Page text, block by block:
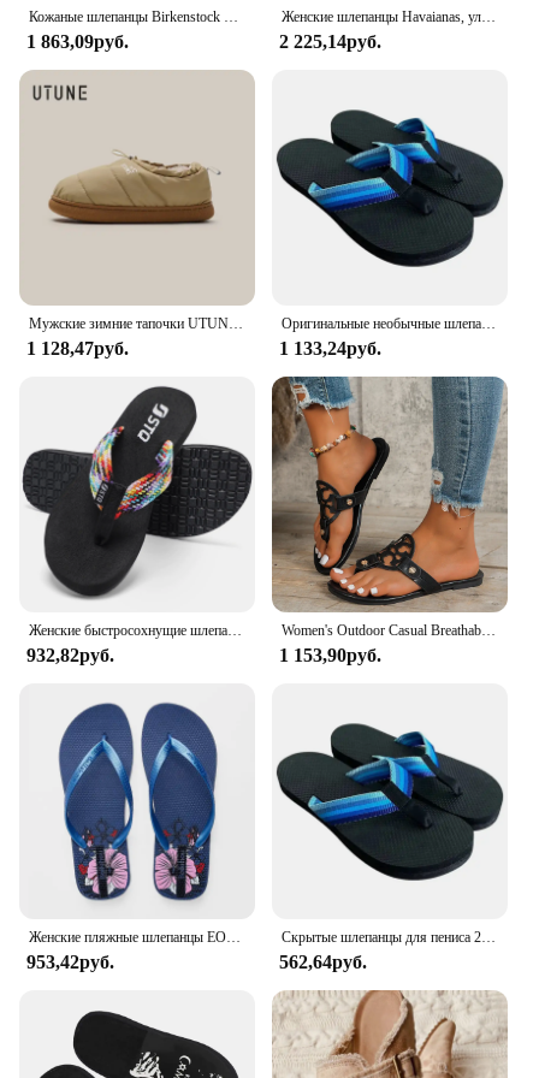
Кожаные шлепанцы Birkenstock для мужчин, винтажные летние шлепанцы для пар, модные повседневные пляжные сандалии, новинка 2024
1 863,09руб.
Женские шлепанцы Havaianas, уличные нескользящие тапочки, шлепанцы, сандалии, пляжные тапочки
2 225,14руб.
Мужские зимние тапочки UTUNE, непромокаемые ветрозащитные теплые ботинки, нескользящая хлопковая обувь для улицы и дома, размер 1-2 с завязкой
1 128,47руб.
Оригинальные необычные шлепанцы для взрослых, пляжные шлепанцы, шлепанцы для пениса, скрытые шлепанцы для пениса, игривые быстросохнущие Тапочки
1 133,24руб.
932,82руб.
Women's Outdoor Casual Breathable Sandals, Fashionable Hollow Summer Flat Sports Sandals
1 153,90руб.
953,42руб.
Скрытые шлепанцы для пениса 2024, Необычные шлепанцы для пениса, летние пляжные удобные нескользящие мужские сандалии, пляжные шлепанцы для пениса, тапочки для пениса
562,64руб.